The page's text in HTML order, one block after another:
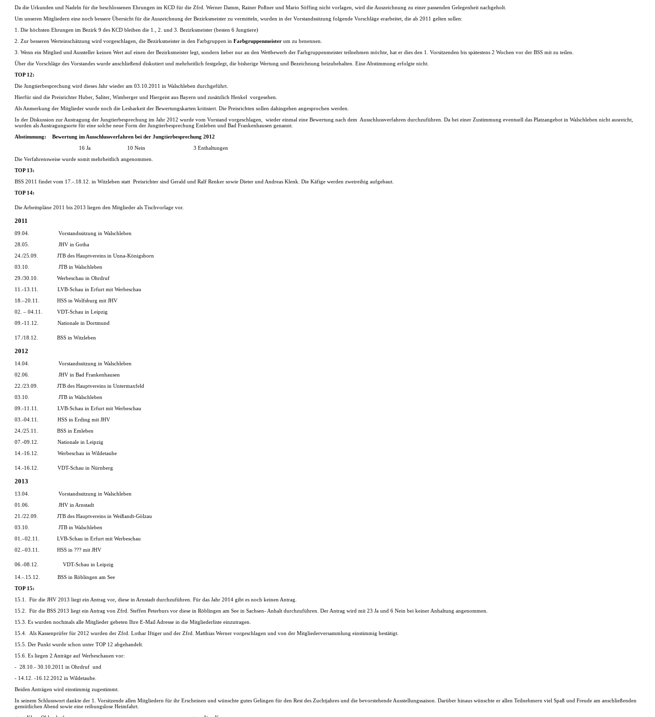
Da die Urkunden und Nadeln für die beschlossenen Ehrungen im KCD für die Zfrd. Werner Damm, Rainer Poßner und Mario Söffing nicht vorlagen, wird die Auszeichnung zu einer passenden Gelegenheit nachgeholt.
Um unseren Mitgliedern eine noch bessere Übersicht für die Auszeichnung der Bezirksmeister zu vermitteln, wurden in der Vorstandssitzung folgende Vorschläge erarbeitet, die ab 2011 gelten sollen:
1. Die höchsten Ehrungen im Bezirk 9 des KCD bleiben die 1., 2. und 3. Bezirksmeister (besten 6 Jungtiere)
2. Zur besseren Werteinschätzung wird vorgeschlagen, die Bezirksmeister in den Farbgruppen in Farbgruppenmeister um zu benennen.
3. Wenn ein Mitglied und Aussteller keinen Wert auf einen der Bezirksmeister legt, sondern lieber nur an den Wettbewerb der Farbgruppenmeister teilnehmen möchte, hat er dies den 1. Vorsitzenden bis spätestens 2 Wochen vor der BSS mit zu teilen.
Über die Vorschläge des Vorstandes wurde anschließend diskutiert und mehrheitlich festgelegt, die bisherige Wertung und Bezeichnung beizubehalten. Eine Abstimmung erfolgte nicht.
TOP 12:
Die Jungtierbesprechung wird dieses Jahr wieder am 03.10.2011 in Walschleben durchgeführt.
Hierfür sind die Preisrichter Huber, Saliter, Wimberger und Hiergeist aus Bayern und zusätzlich Henkel vorgesehen.
Als Anmerkung der Mitglieder wurde noch die Lesbarkeit der Bewertungskarten kritisiert. Die Preisrichten sollen dahingehen angesprochen werden.
In der Diskussion zur Austragung der Jungtierbesprechung im Jahr 2012 wurde vom Vorstand vorgeschlagen,
wieder einmal eine Bewertung nach dem Ausschlussverfahren durchzuführen. Da bei einer Zustimmung eventuell das Platzangebot in Walschleben nicht ausreicht,
wurden als Austragungsorte für eine solche neue Form der Jungtierbesprechung Emleben und Bad Frankenhausen genannt.
Abstimmung:
Bewertung im Ausschlussverfahren bei der Jungtierbesprechung 2012
16 Ja
10 Nein
3 Enthaltungen
Die Verfahrensweise wurde somit mehrheitlich angenommen.
TOP 13:
BSS 2011 findet vom 17.-.18.12. in Witzleben statt Preisrichter sind Gerald und Ralf Renker sowie Dieter und Andreas Klenk. Die Käfige werden zweireihig aufgebaut.
TOP 14:
Die Arbeitspläne 2011 bis 2013 liegen den Mitglieder als Tischvorlage vor.
2011
09.04.
Vorstandssitzung in Walschleben
28.05.
JHV in Gotha
24./25.09.
JTB des Hauptvereins in Unna-Königsborn
03.10.
JTB in Walschleben
29./30.10.
Werbeschau in Ohrdruf
11.-13.11.
LVB-Schau in Erfurt mit Werbeschau
18.–20.11.
HSS in Wolfsburg mit JHV
02. – 04.11.
VDT-Schau in Leipzig
09.-11.12.
Nationale in Dortmund
17./18.12. BSS in Witzleben
2012
14.04.
Vorstandssitzung in Walschleben
02.06.
JHV in Bad Frankenhausen
22./23.09.
JTB des Hauptvereins in Untermaxfeld
03.10.
JTB in Walschleben
09.-11.11.
LVB-Schau in Erfurt mit Werbeschau
03.-04.11.
HSS in Erding mit JHV
24./25.11.
BSS in Emleben
07.-09.12.
Nationale in Leipzig
14.-16.12.
Werbeschau in Wildetaube
14.-16.12. VDT-Schau in Nürnberg
2013
13.04.
Vorstandssitzung in Walschleben
01.06.
JHV in Arnstadt
21./22.09.
JTB des Hauptvereins in Weißandt-Gölzau
03.10.
JTB in Walschleben
01.–02.11.
LVB-Schau in Erfurt mit Werbeschau
02.–03.11.
HSS in ??? mit JHV
06.-08.12. VDT-Schau in Leipzig
14.-.15.12.
BSS in Röblingen am See
TOP 15:
15.1.
Für die JHV 2013 liegt ein Antrag vor, diese in Arnstadt durchzuführen. Für das Jahr 2014 gibt es noch keinen Antrag.
15.2.
Für die BSS 2013 liegt ein Antrag von Zfrd. Steffen Peterburs vor diese in Röblingen am See in Sachsen- Anhalt durchzuführen. Der Antrag wird mit 23 Ja und 6 Nein bei keiner Anhaltung angenommen.
15.3. Es wurden nochmals alle Mitglieder gebeten Ihre E-Mail Adresse in die Mitgliederliste einzutragen.
15.4.
Als Kassenprüfer für 2012 wurden der Zfrd. Lothar Iftiger und der Zfrd. Matthias Werner vorgeschlagen und von der Mitgliederversammlung einstimmig bestätigt.
15.5. Der Punkt wurde schon unter TOP 12 abgehandelt.
15.6. Es liegen 2 Anträge auf Werbeschauen vor:
- 28.10.- 30.10.2011 in Ohrdruf und
- 14.12. -16.12.2012 in Wildetaube.
Beiden Anträgen wird einstimmig zugestimmt.
In seinem Schlusswort dankte der 1. Vorsitzende allen Mitgliedern für ihr Erscheinen und wünschte gutes Gelingen für den Rest des Zuchtjahres und die bevorstehende Ausstellungssaison. Darüber hinaus wünschte er allen Teilnehmern viel Spaß und Freude am anschließenden
gemütlichen Abend sowie eine reibungslose Heimfahrt.